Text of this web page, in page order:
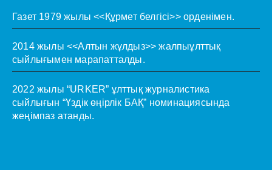
Газет 1979 жылы <<Құрмет белгісі>> орденімен.
2014 жылы <<Алтын жұлдыз>> жалпыұлттық
сыйлығымен марапатталды.
2022 жылы “URKER” ұлттық журналистика
сыйлығын “Үздік өңірлік БАҚ” номинациясында
жеңімпаз атанды.